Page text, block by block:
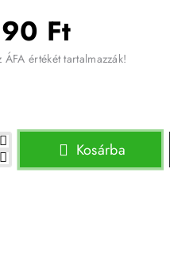
Ft
értékét tartalmazzák!
Kosárba